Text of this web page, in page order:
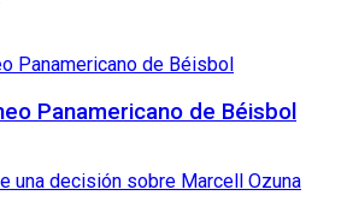
Panamericano de Béisbol